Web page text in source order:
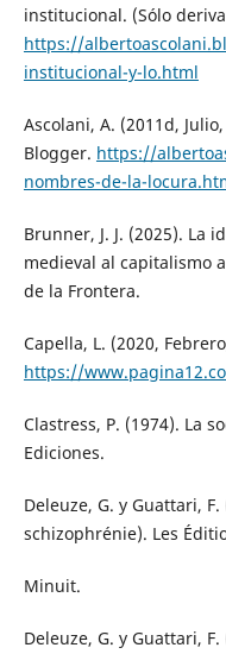
institucional. (Sólo
https://
institucional-y-lo.html
Ascolani, A. (2011d,
Blogger. https://
nombres-de-la-
Brunner, J. J. (2025). La
medieval al capitalismo
de la Frontera.
Capella, L. (2020,
https://
Clastress, P. (1974). La
Ediciones.
Deleuze, G. y Guattari,
schizophrénie). Les
Minuit.
Deleuze, G. y Guattari,